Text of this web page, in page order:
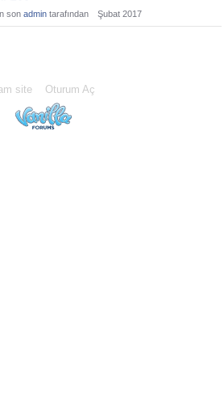
son admin tarafından Şubat 2017
site Oturum Aç